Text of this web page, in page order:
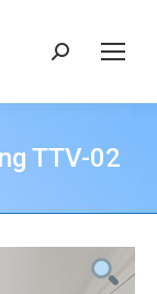
Search:
TTV-02